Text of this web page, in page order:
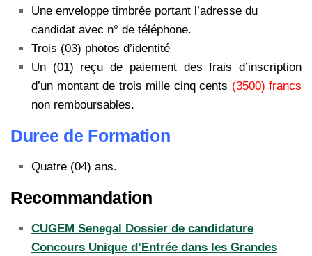
Une enveloppe timbrée portant l’adresse du
candidat avec n° de téléphone.
Trois (03) photos d’identité
Un (01) reçu de paiement des frais d’inscription
d’un montant de trois mille cinq cents (3500) francs
non remboursables.
Duree de Formation
Quatre (04) ans.
Recommandation
CUGEM Senegal Dossier de candidature
Concours Unique d’Entrée dans les Grandes